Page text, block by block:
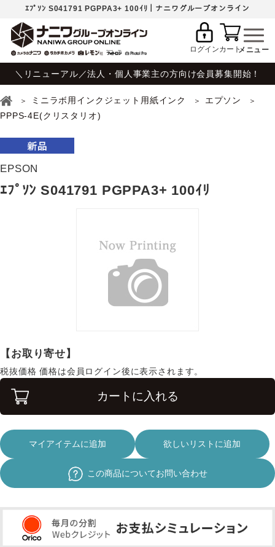
ｴﾌﾟｿﾝ S041791 PGPPA3+ 100ｲﾘ｜ナニワグループオンライン
ログインカート
＼リニューアル／法人・個人事業主の方向け会員募集開始！
ミニラボ用インクジェット用紙インク
エプソン
PPPS-4E(クリスタリオ)
EPSON
ｴﾌﾟｿﾝ S041791 PGPPA3+ 100ｲﾘ
【お取り寄せ】
税抜価格 価格は会員ログイン後に表示されます。
カートに入れる
マイアイテムに追加 欲しいリストに追加
この商品についてお問い合わせ